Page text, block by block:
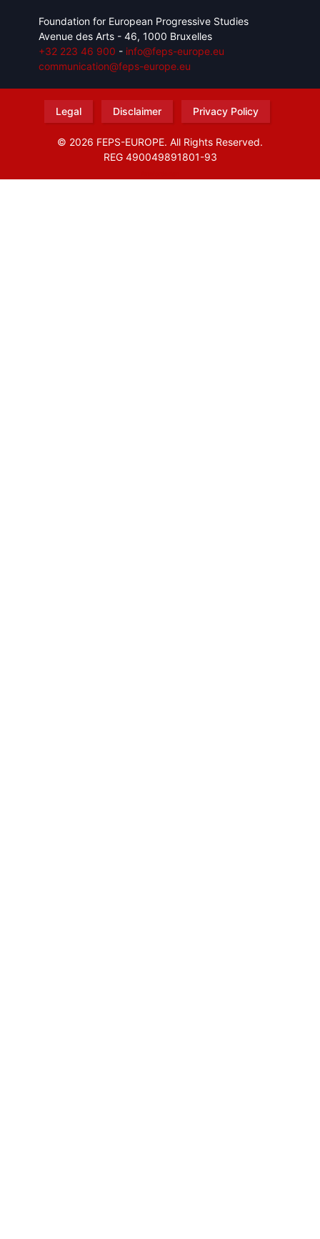
Foundation for European Progressive Studies
Avenue des Arts - 46, 1000 Bruxelles
+32 223 46 900 - info@feps-europe.eu
communication@feps-europe.eu
Legal Disclaimer Privacy Policy
© 2026 FEPS-EUROPE. All Rights Reserved.
REG 490049891801-93